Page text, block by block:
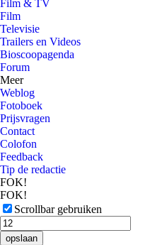
Film & TV
Film
Televisie
Trailers en Videos
Bioscoopagenda
Forum
Meer
Weblog
Fotoboek
Prijsvragen
Contact
Colofon
Feedback
Tip de redactie
FOK!
FOK!
Scrollbar gebruiken
opslaan